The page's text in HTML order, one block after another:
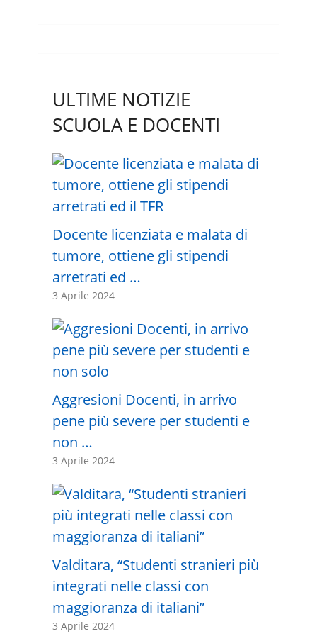
ULTIME NOTIZIE
SCUOLA E DOCENTI
Docente licenziata e malata di
tumore, ottiene gli stipendi
arretrati ed …
3 Aprile 2024
Aggresioni Docenti, in arrivo
pene più severe per studenti e
non …
3 Aprile 2024
Valditara, “Studenti stranieri più
integrati nelle classi con
maggioranza di italiani”
3 Aprile 2024